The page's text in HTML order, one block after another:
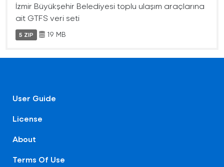
İzmir Büyükşehir Belediyesi toplu ulaşım araçlarına
ait GTFS veri seti
5 ZIP 19 MB
User Guide
License
About
Terms Of Use